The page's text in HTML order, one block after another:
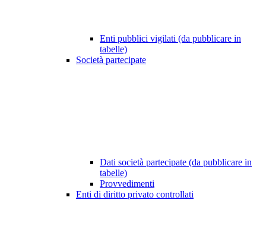
Enti pubblici vigilati (da pubblicare in
tabelle)
Società partecipate
Dati società partecipate (da pubblicare in
tabelle)
Provvedimenti
Enti di diritto privato controllati